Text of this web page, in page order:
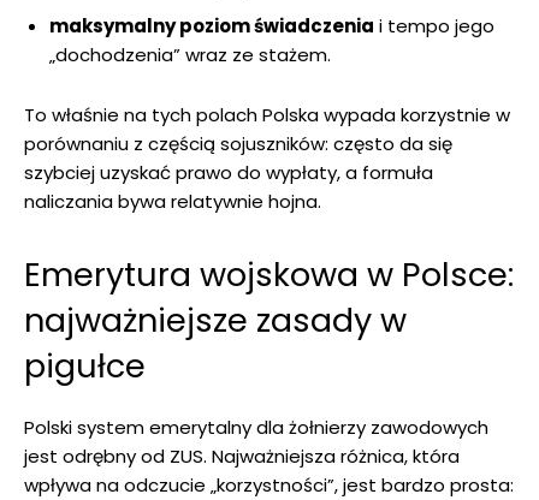
maksymalny poziom świadczenia i tempo jego
„dochodzenia” wraz ze stażem.
To właśnie na tych polach Polska wypada korzystnie w
porównaniu z częścią sojuszników: często da się
szybciej uzyskać prawo do wypłaty, a formuła
naliczania bywa relatywnie hojna.
Emerytura wojskowa w Polsce:
najważniejsze zasady w
pigułce
Polski system emerytalny dla żołnierzy zawodowych
jest odrębny od ZUS. Najważniejsza różnica, która
wpływa na odczucie „korzystności”, jest bardzo prosta: